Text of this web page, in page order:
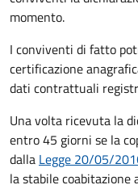
momento.
I conviventi di fatto
certificazione
dati contrattuali
Una volta ricevuta la
entro 45 giorni se la
dalla Legge 20/05/
la stabile